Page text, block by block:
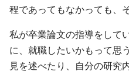
程であってもなかっても、
私が卒業論文の指導をして
に、就職したいかもって思
見を述べたり、自分の研究